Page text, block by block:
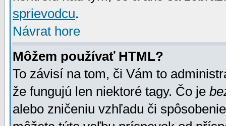
sprievodcu.
Návrat hore
Môžem používať HTML?
To závisí na tom, či Vám to
že fungujú len niektoré tagy. Čo je
alebo zničeniu vzhľadu či